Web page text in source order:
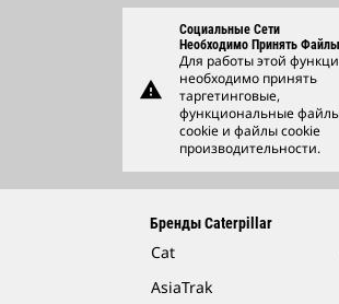
warning
Социальные Сети
Необходимо Принять
Для работы этой
необходимо принять
таргетинговые,
функциональные
cookie и файлы cookie
производительности.
Бренды Caterpillar
Cat
AsiaTrak